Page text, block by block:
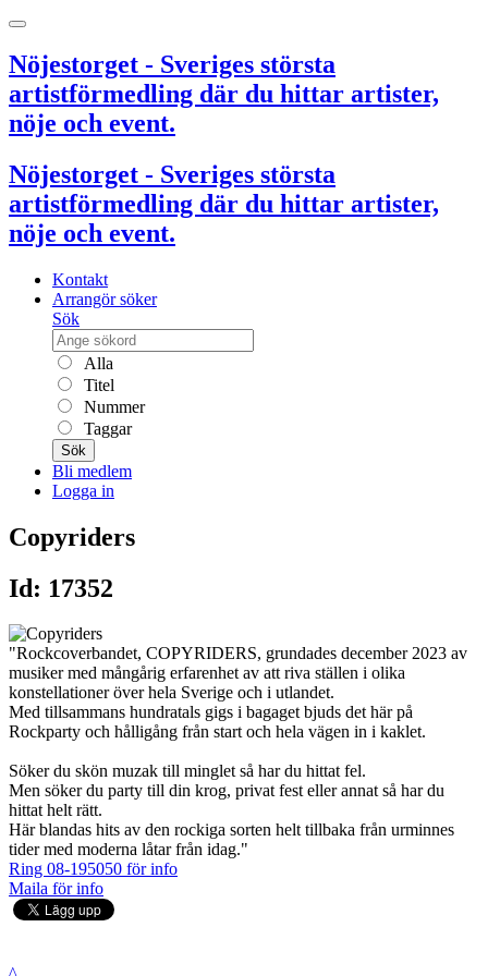
Nöjestorget - Sveriges största
artistförmedling där du hittar artister,
nöje och event.
Nöjestorget - Sveriges största
artistförmedling där du hittar artister,
nöje och event.
Kontakt
Arrangör söker
Sök
Alla
Titel
Nummer
Taggar
Sök
Bli medlem
Logga in
Copyriders
Id: 17352
"Rockcoverbandet, COPYRIDERS, grundades december 2023 av
musiker med mångårig erfarenhet av att riva ställen i olika
konstellationer över hela Sverige och i utlandet.
Med tillsammans hundratals gigs i bagaget bjuds det här på
Rockparty och hålligång från start och hela vägen in i kaklet.
Söker du skön muzak till minglet så har du hittat fel.
Men söker du party till din krog, privat fest eller annat så har du
hittat helt rätt.
Här blandas hits av den rockiga sorten helt tillbaka från urminnes
tider med moderna låtar från idag."
Ring 08-195050 för info
Maila för info